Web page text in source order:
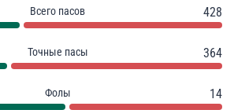
Всего пасов 428
Точные пасы 364
Фолы 14